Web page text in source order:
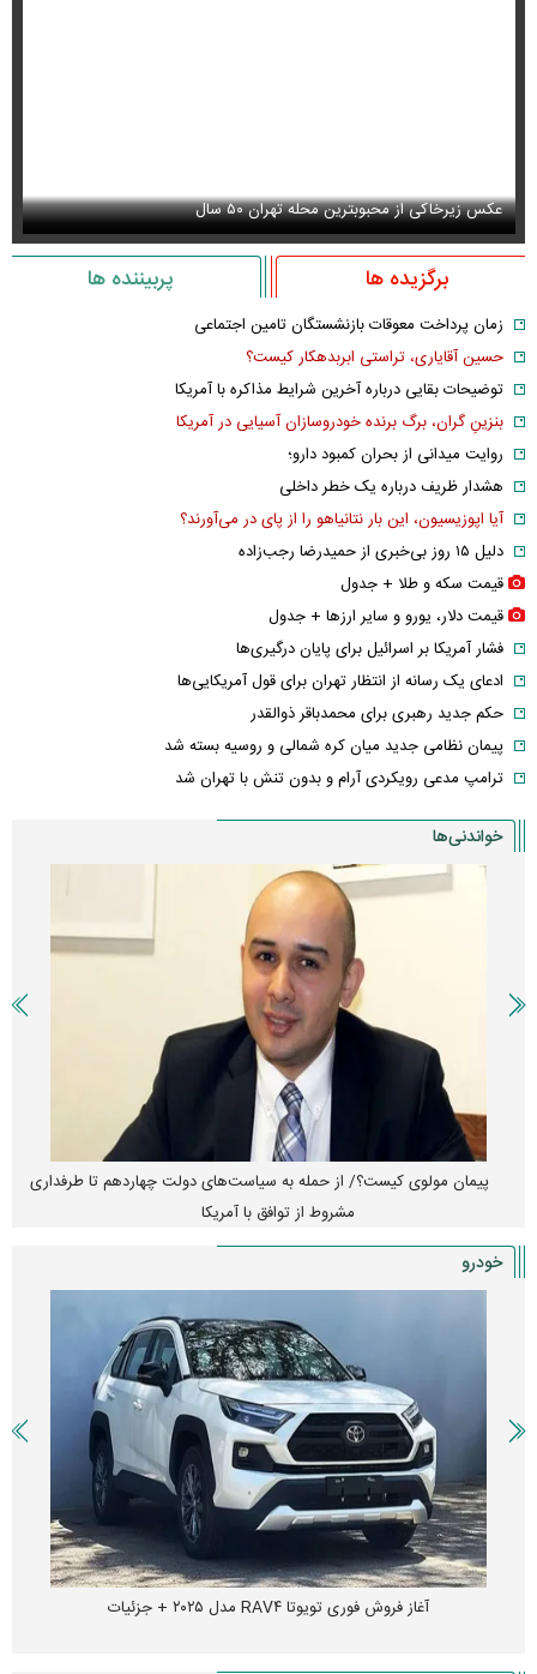
عکس زیرخاکی از محبوبترین محله تهران ۵۰ سال
برگزیده ها پربیننده ها
زمان پرداخت معوقات بازنشستگان تامین اجتماعی
حسین آقایاری، تراستی ابربدهکار کیست؟
توضیحات بقایی درباره آخرین شرایط مذاکره با آمریکا
بنزینِ گران، برگ برنده خودروسازان آسیایی در آمریکا
روایت میدانی از بحران کمبود دارو؛
هشدار ظریف درباره یک خطر داخلی
آیا اپوزیسیون، این بار نتانیاهو را از پای در می‌آورند؟
دلیل ۱۵ روز بی‌خبری از حمیدرضا رجب‌زاده
قیمت سکه و طلا + جدول
قیمت دلار، یورو و سایر ارز‌ها + جدول
فشار آمریکا بر اسرائیل برای پایان درگیری‌ها
ادعای یک رسانه از انتظار تهران برای قول آمریکایی‌ها
حکم جدید رهبری برای محمدباقر ذوالقدر
پیمان نظامی جدید میان کره شمالی و روسیه بسته شد
ترامپ مدعی رویکردی آرام و بدون تنش با تهران شد
خواندنی‌ها
پیمان مولوی کیست؟/ از حمله به سیاست‌های دولت چهاردهم تا طرفداری
مشروط از توافق با آمریکا
خودرو
آغاز فروش فوری تویوتا RAV۴ مدل ۲۰۲۵ + جزئیات